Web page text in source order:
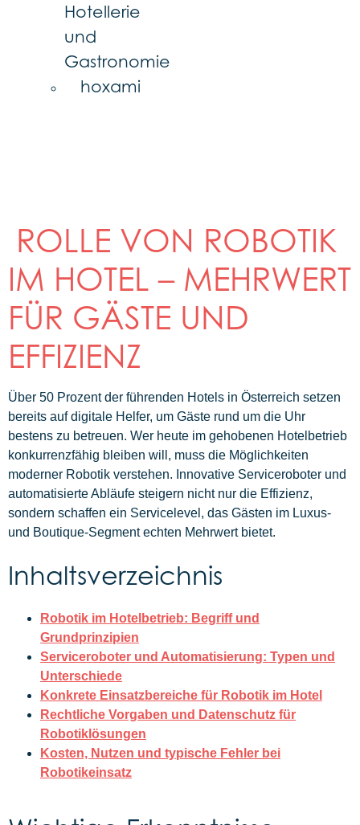
Hotellerie
und
Gastronomie
hoxami
ROLLE VON ROBOTIK
IM HOTEL – MEHRWERT
FÜR GÄSTE UND
EFFIZIENZ
Über 50 Prozent der führenden Hotels in Österreich setzen
bereits auf digitale Helfer, um Gäste rund um die Uhr
bestens zu betreuen. Wer heute im gehobenen Hotelbetrieb
konkurrenzfähig bleiben will, muss die Möglichkeiten
moderner Robotik verstehen. Innovative Serviceroboter und
automatisierte Abläufe steigern nicht nur die Effizienz,
sondern schaffen ein Servicelevel, das Gästen im Luxus-
und Boutique-Segment echten Mehrwert bietet.
Inhaltsverzeichnis
Robotik im Hotelbetrieb: Begriff und
Grundprinzipien
Serviceroboter und Automatisierung: Typen und
Unterschiede
Konkrete Einsatzbereiche für Robotik im Hotel
Rechtliche Vorgaben und Datenschutz für
Robotiklösungen
Kosten, Nutzen und typische Fehler bei
Robotikeinsatz